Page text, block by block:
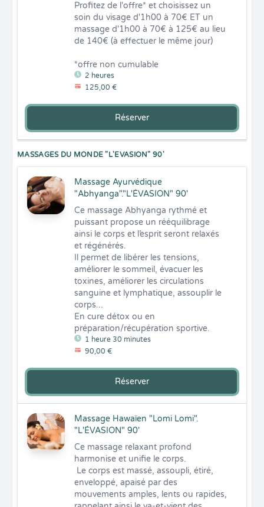
2 heures
125,00 €
Profitez de l'offre* et choisissez un
soin du visage d'1h00 à 70€ ET un
massage d'1h00 à 70€ à 125€ au lieu
de 140€ (à effectuer le même jour)
*offre non cumulable
Réserver
MASSAGES DU MONDE "L'EVASION" 90'
Massage Ayurvédique
"Abhyanga"."L'ÉVASION" 90'
1 heure 30 minutes
90,00 €
Ce massage Abhyanga rythmé et
puissant propose un rééquilibrage
ainsi le corps et l’esprit seront relaxés
et régénérés.
Il permet de libérer les tensions,
améliorer le sommeil, évacuer les
toxines, améliorer les circulations
sanguine et lymphatique, assouplir le
corps...
En cure détox ou en
préparation/récupération sportive.
Réserver
Massage Hawaïen "Lomi Lomi".
"L'ÉVASION" 90'
Ce massage relaxant profond
harmonise et unifie le corps.
enveloppé, apaisé par des
mouvements amples, lents ou rapides,